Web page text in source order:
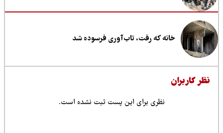
خانه که رفت، تاب‌آوری فرسوده شد
کاربران
نظری برای این پست ثبت نشده است.